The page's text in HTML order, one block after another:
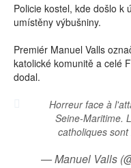
Policie kostel, kde došlo k
umístěny výbušniny.
Premiér Manuel Valls
katolické komunitě a celé
dodal.
Horreur face à
Seine-Maritime.
catholiques
— Manuel Valls